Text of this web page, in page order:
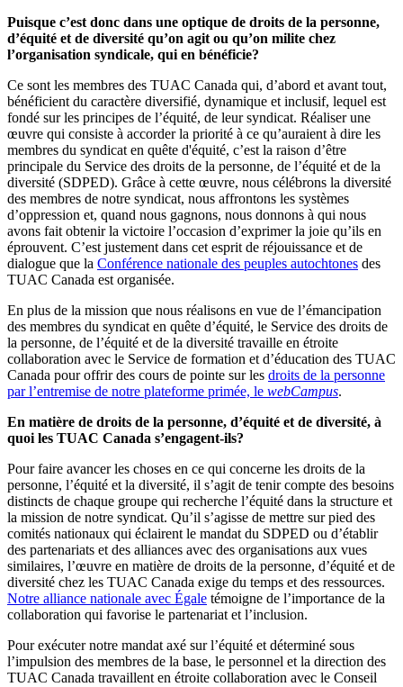
Puisque c’est donc dans une optique de droits de la personne,
d’équité et de diversité qu’on agit ou qu’on milite chez
l’organisation syndicale, qui en bénéficie?
Ce sont les membres des TUAC Canada qui, d’abord et avant tout,
bénéficient du caractère diversifié, dynamique et inclusif, lequel est
fondé sur les principes de l’équité, de leur syndicat. Réaliser une
œuvre qui consiste à accorder la priorité à ce qu’auraient à dire les
membres du syndicat en quête d'équité, c’est la raison d’être
principale du Service des droits de la personne, de l’équité et de la
diversité (SDPED). Grâce à cette œuvre, nous célébrons la diversité
des membres de notre syndicat, nous affrontons les systèmes
d’oppression et, quand nous gagnons, nous donnons à qui nous
avons fait obtenir la victoire l’occasion d’exprimer la joie qu’ils en
éprouvent. C’est justement dans cet esprit de réjouissance et de
dialogue que la Conférence nationale des peuples autochtones des
TUAC Canada est organisée.
En plus de la mission que nous réalisons en vue de l’émancipation
des membres du syndicat en quête d’équité, le Service des droits de
la personne, de l’équité et de la diversité travaille en étroite
collaboration avec le Service de formation et d’éducation des TUAC
Canada pour offrir des cours de pointe sur les droits de la personne
par l’entremise de notre plateforme primée, le webCampus.
En matière de droits de la personne, d’équité et de diversité, à
quoi les TUAC Canada s’engagent-ils?
Pour faire avancer les choses en ce qui concerne les droits de la
personne, l’équité et la diversité, il s’agit de tenir compte des besoins
distincts de chaque groupe qui recherche l’équité dans la structure et
la mission de notre syndicat. Qu’il s’agisse de mettre sur pied des
comités nationaux qui éclairent le mandat du SDPED ou d’établir
des partenariats et des alliances avec des organisations aux vues
similaires, l’œuvre en matière de droits de la personne, d’équité et de
diversité chez les TUAC Canada exige du temps et des ressources.
Notre alliance nationale avec Égale témoigne de l’importance de la
collaboration qui favorise le partenariat et l’inclusion.
Pour exécuter notre mandat axé sur l’équité et déterminé sous
l’impulsion des membres de la base, le personnel et la direction des
TUAC Canada travaillent en étroite collaboration avec le Conseil